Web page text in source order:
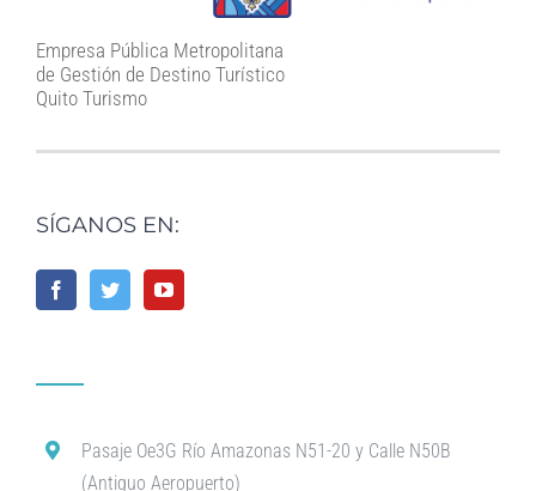
Empresa Pública Metropolitana
de Gestión de Destino Turístico
Quito Turismo
SÍGANOS EN:
Pasaje Oe3G Río Amazonas N51-20 y Calle N50B
(Antiguo Aeropuerto)